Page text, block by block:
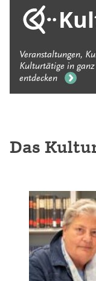
Veranstaltungen,
Kulturtätige in
entdecken
Das